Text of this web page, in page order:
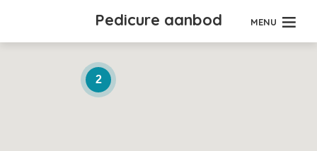
Pedicure aanbod MENU
2